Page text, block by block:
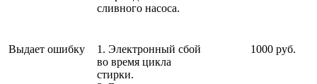
сливного насоса.
Выдает ошибку
1. Электронный сбой
во время цикла
стирки.
1000 руб.